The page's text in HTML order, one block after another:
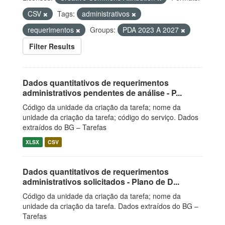
CSV
Tags:
administrativos
requerimentos
Groups:
PDA 2023 A 2027
Filter Results
Dados quantitativos de requerimentos
administrativos pendentes de análise - P...
Código da unidade da criação da tarefa; nome da
unidade da criação da tarefa; código do serviço. Dados
extraídos do BG – Tarefas
XLSX CSV
Dados quantitativos de requerimentos
administrativos solicitados - Plano de D...
Código da unidade da criação da tarefa; nome da
unidade da criação da tarefa. Dados extraídos do BG –
Tarefas